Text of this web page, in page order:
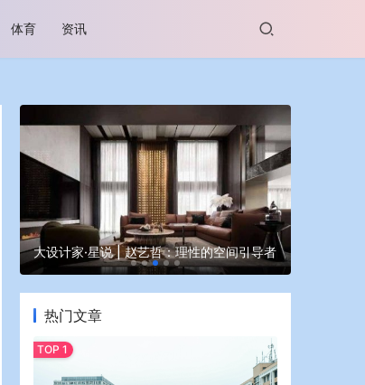
体育 资讯
大设计家·星说 | 赵艺哲：理性的空间引导者
热门文章